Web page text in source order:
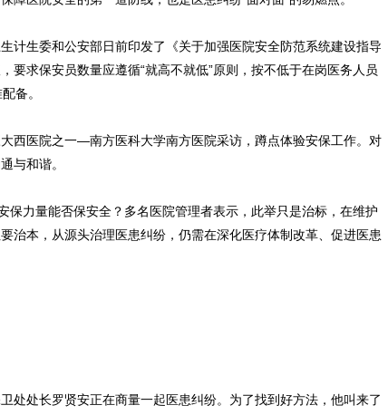
生委和公安部日前印发了《关于加强医院安全防范系统建设指导
要求保安员数量应遵循“就高不就低”原则，按不低于在岗医务人员
备。
医院之一—南方医科大学南方医院采访，蹲点体验安保工作。对
与和谐。
力量能否保安全？多名医院管理者表示，此举只是治标，在维护
治本，从源头治理医患纠纷，仍需在深化医疗体制改革、促进医患
处长罗贤安正在商量一起医患纠纷。为了找到好方法，他叫来了